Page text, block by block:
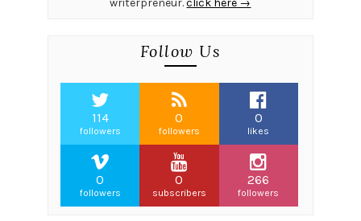
writerpreneur.click here →
Follow Us
114
followers
0
followers
0
likes
0
followers
0
subscribers
266
followers